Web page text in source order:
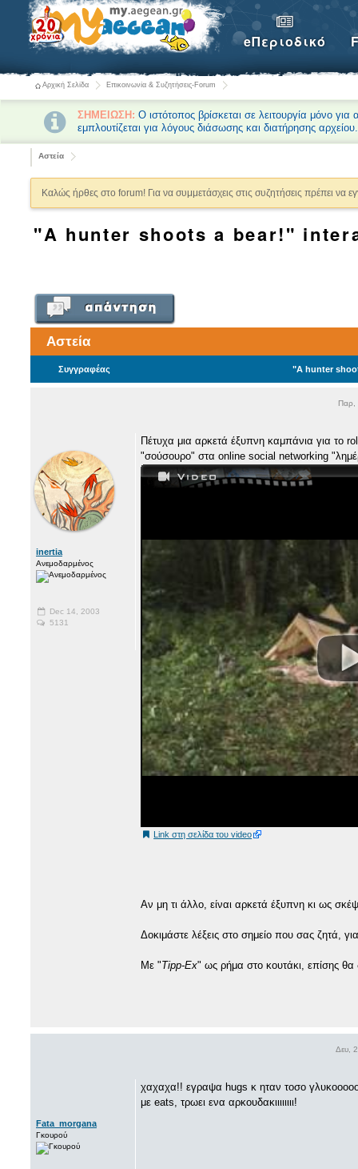
eΠεριοδικό
Αρχική Σελίδα Επικοινωνία & Συζητήσεις-Forum
ΣΗΜΕΙΩΣΗ: Ο ιστότοπος βρίσκεται σε λειτουργία μόνο
εμπλουτίζεται για λόγους διάσωσης και διατήρησης αρχείου.
Αστεία
Καλώς ήρθες στο forum! Για να συμμετάσχεις στις συζητήσεις πρέπει να
"A hunter shoots a bear!"
Αστεία
Συγγραφέας "A hunter
Παρ,
inertia
Ανεμοδαρμένος
Dec 14, 2003
5131
Πέτυχα μια αρκετά έξυπνη καμπάνια για το
"σούσουρο" στα online social networking
Link στη σελίδα του video
Αν μη τι άλλο, είναι αρκετά έξυπνη κι ως
Δοκιμάστε λέξεις στο σημείο που σας ζητά,
Με "Tipp-Ex" ως ρήμα στο κουτάκι, επίσης θα
Δευ,
Fata_morgana
Γκουρού
χαχαχα!! εγραψα hugs κ ηταν τοσο
με eats, τρωει ενα αρκουδακιιιιιιιι!